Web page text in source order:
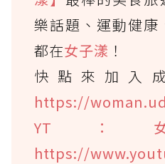
樂話題、運動健康
都在女子漾 ！
快點來加入
https://
YT：
https://